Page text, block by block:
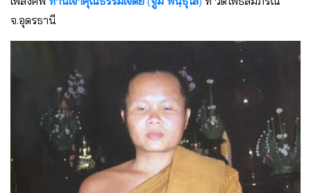
จ.อุดรธานี